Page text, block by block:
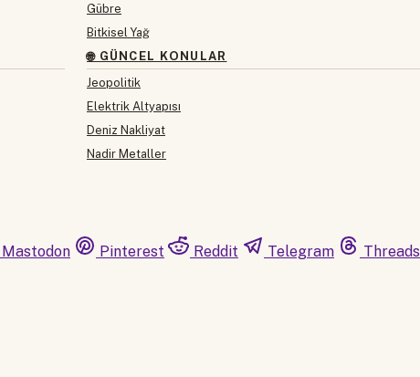
Gübre
Bitkisel Yağ
🌐 GÜNCEL KONULAR
Jeopolitik
Elektrik Altyapısı
Deniz Nakliyat
Nadir Metaller
Mastodon Pinterest Reddit Telegram Threads